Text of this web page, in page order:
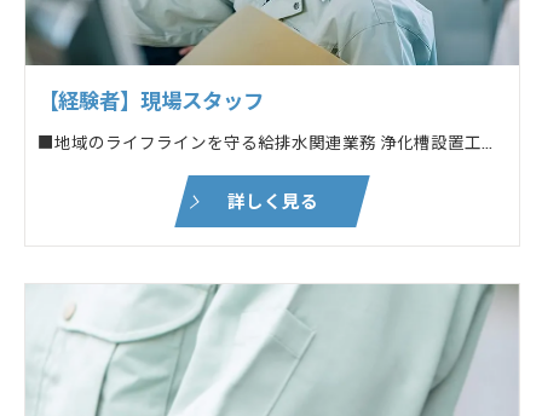
【経験者】現場スタッフ
■地域のライフラインを守る給排水関連業務 浄化槽設置工事・メンテナンスなど ■土木作業・建築工事に付随する各種業務 ┗対象:新築・リフォームなどの民間住宅
詳しく見る